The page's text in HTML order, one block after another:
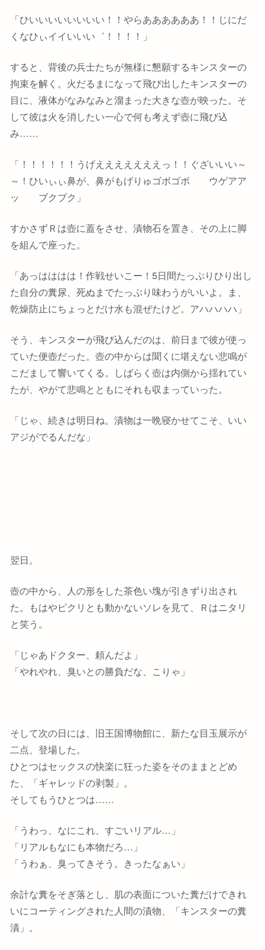
「ひいいいいいいいい！！やらああああああ！！じにだ
くなひぃイイいいい゛！！！！」
すると、背後の兵士たちが無様に懇願するキンスターの
拘束を解く。火だるまになって飛び出したキンスターの
目に、液体がなみなみと溜まった大きな壺が映った。そ
して彼は火を消したい一心で何も考えず壺に飛び込
み……
「！！！！！！うげえええええええっ！！ぐざいいい～
～！ひいぃぃ鼻が、鼻がもげりゅゴボゴボ ウゲアア
ッ ブクブク」
すかさずＲは壺に蓋をさせ、漬物石を置き、その上に脚
を組んで座った。
「あっはははは！作戦せいこー！5日間たっぷりひり出し
た自分の糞尿、死ぬまでたっぷり味わうがいいよ。ま、
乾燥防止にちょっとだけ水も混ぜたけど。アハハハハ」
そう、キンスターが飛び込んだのは、前日まで彼が使っ
ていた便壺だった。壺の中からは聞くに堪えない悲鳴が
こだまして響いてくる。しばらく壺は内側から揺れてい
たが、やがて悲鳴とともにそれも収まっていった。
「じゃ、続きは明日ね。漬物は一晩寝かせてこそ、いい
アジがでるんだな」
翌日。
壺の中から、人の形をした茶色い塊が引きずり出され
た。もはやピクリとも動かないソレを見て、Ｒはニタリ
と笑う。
「じゃあドクター、頼んだよ」
「やれやれ、臭いとの勝負だな、こりゃ」
そして次の日には、旧王国博物館に、新たな目玉展示が
二点、登場した。
ひとつはセックスの快楽に狂った姿をそのままとどめ
た、「ギャレッドの剥製」。
そしてもうひとつは……
「うわっ、なにこれ、すごいリアル…」
「リアルもなにも本物だろ…」
「うわぁ、臭ってきそう。きったなぁい」
余計な糞をそぎ落とし、肌の表面についた糞だけできれ
いにコーティングされた人間の漬物、「キンスターの糞
漬」。